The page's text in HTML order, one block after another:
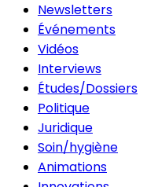
Newsletters
Événements
Vidéos
Interviews
Études/Dossiers
Politique
Juridique
Soin/hygiène
Animations